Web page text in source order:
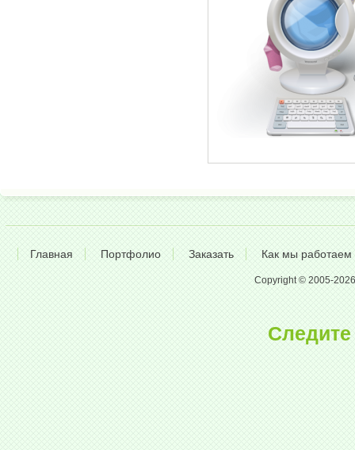
Главная Портфолио Заказать Как мы работаем
Copyright © 2005-